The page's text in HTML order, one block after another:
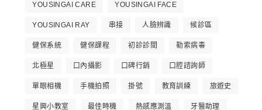
YOUSINGAI CARE YOUSINGAI FACE
YOUSINGAI RAY 串接 人臉辨識 候診區
健保系統 健保課程 初診診間 勒索病毒
北極星 口內攝影 口碑行銷 口腔諮詢師
單眼相機 手機拍照 掛號 教育訓練 旅遊史
星興小教室 最佳時機 熱感應測溫 牙醫助理